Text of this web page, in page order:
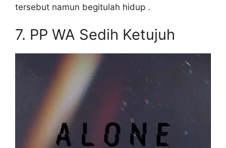
tersebut namun begitulah hidup .
7. PP WA Sedih Ketujuh